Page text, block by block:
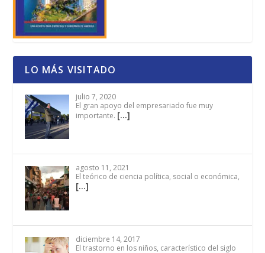
LO MÁS VISITADO
julio 7, 2020
El gran apoyo del empresariado fue muy
importante. […]
agosto 11, 2021
El teórico de ciencia política, social o económica,
[…]
diciembre 14, 2017
El trastorno en los niños, característico del siglo